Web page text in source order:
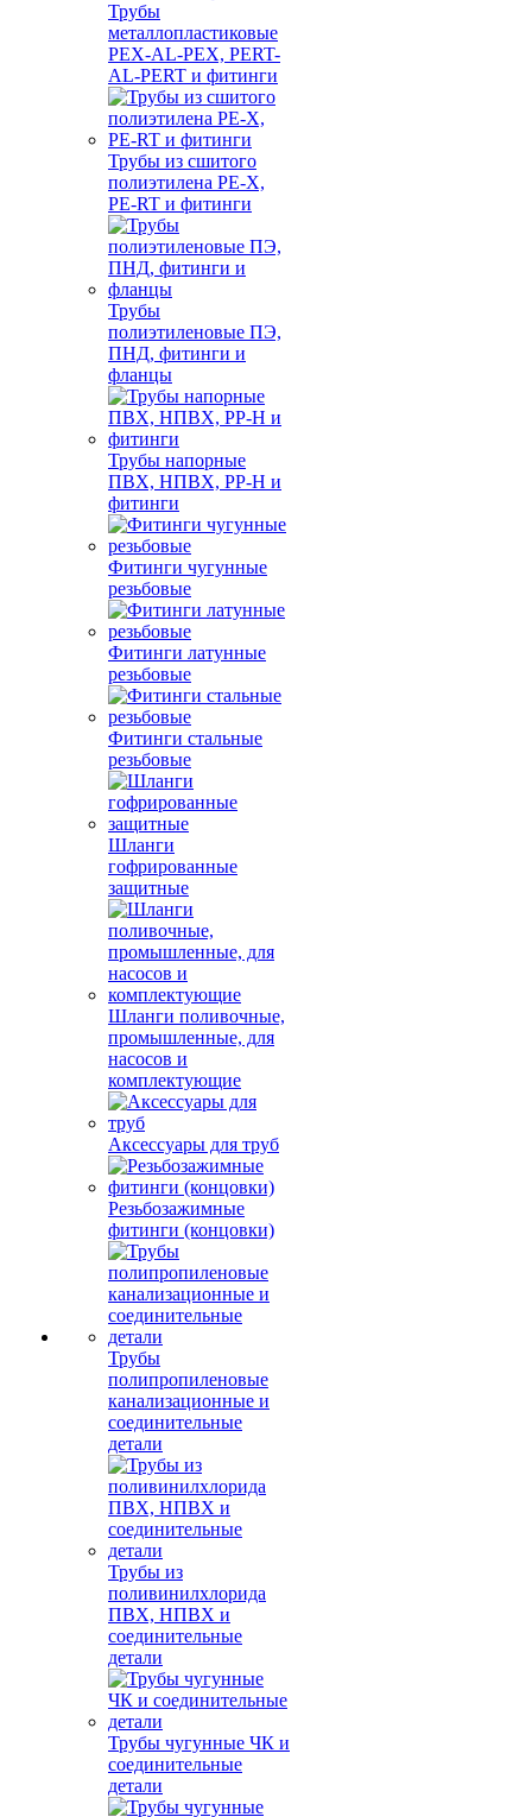
Трубы
металлопластиковые
PEX-AL-PEX, PERT-
AL-PERT и фитинги
Трубы из сшитого
полиэтилена PE-X,
PE-RT и фитинги
Трубы
полиэтиленовые ПЭ,
ПНД, фитинги и
фланцы
Трубы напорные
ПВХ, НПВХ, PP-H и
фитинги
Фитинги чугунные
резьбовые
Фитинги латунные
резьбовые
Фитинги стальные
резьбовые
Шланги
гофрированные
защитные
Шланги поливочные,
промышленные, для
насосов и
комплектующие
Аксессуары для труб
Резьбозажимные
фитинги (концовки)
Трубы
полипропиленовые
канализационные и
соединительные
детали
Трубы из
поливинилхлорида
ПВХ, НПВХ и
соединительные
детали
Трубы чугунные ЧК и
соединительные
детали